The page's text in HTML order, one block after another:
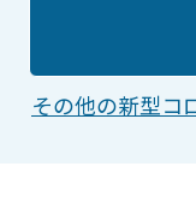
その他の新型コ